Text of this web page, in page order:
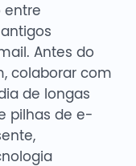
entre
Antes do
colaborar com
de longas
pilhas de e-